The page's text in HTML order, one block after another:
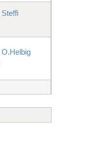
Steffi
O.Helbig